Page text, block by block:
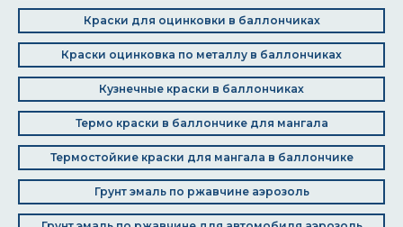
Краски для оцинковки в баллончиках
Краски оцинковка по металлу в баллончиках
Кузнечные краски в баллончиках
Термо краски в баллончике для мангала
Термостойкие краски для мангала в баллончике
Грунт эмаль по ржавчине аэрозоль